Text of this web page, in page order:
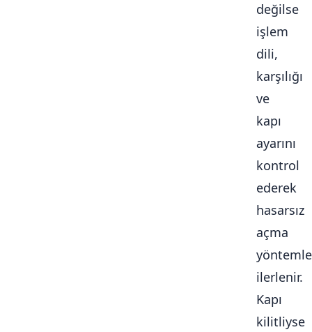
değilse
işlem
dili,
karşılığı
ve
kapı
ayarını
kontrol
ederek
hasarsız
açma
ilerlenir.
Kapı
kilitliyse